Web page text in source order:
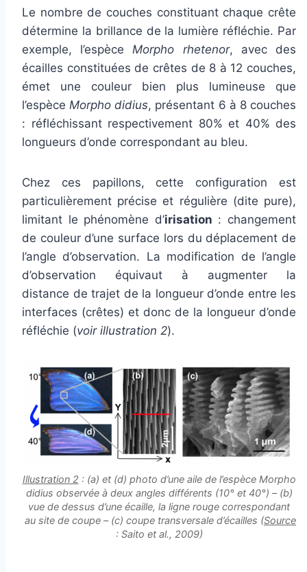
Le nombre de couches constituant chaque crête
détermine la brillance de la lumière réfléchie. Par
exemple, l’espèce Morpho rhetenor, avec des
écailles constituées de crêtes de 8 à 12 couches,
émet une couleur bien plus lumineuse que
l’espèce Morpho didius, présentant 6 à 8 couches
: réfléchissant respectivement 80% et 40% des
longueurs d’onde correspondant au bleu.
Chez ces papillons, cette configuration est
particulièrement précise et régulière (dite pure),
limitant le phénomène d’irisation : changement
de couleur d’une surface lors du déplacement de
l’angle d’observation. La modification de l’angle
d’observation équivaut à augmenter la
distance de trajet de la longueur d’onde entre les
interfaces (crêtes) et donc de la longueur d’onde
réfléchie (voir illustration 2).
Illustration 2 : (a) et (d) photo d’une aile de l’espèce Morpho
didius observée à deux angles différents (10° et 40°) – (b)
vue de dessus d’une écaille, la ligne rouge correspondant
au site de coupe – (c) coupe transversale d’écailles (Source
: Saito et al., 2009)